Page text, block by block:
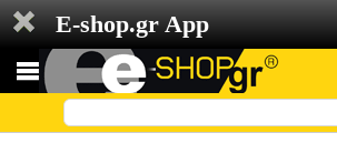
E-shop.gr App